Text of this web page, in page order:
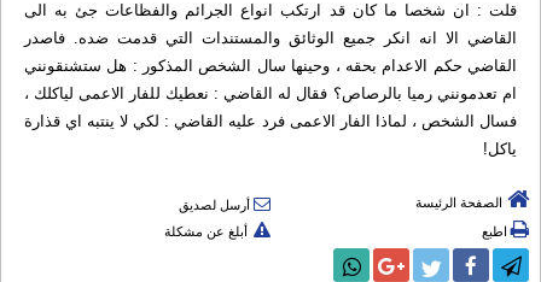
قلت : ان شخصا ما كان قد ارتكب انواع الجرائم والفظاعات جئ به الى
القاضي الا انه انكر جميع الوثائق والمستندات التي قدمت ضده. فاصدر
القاضي حكم الاعدام بحقه ، وحينها سال الشخص المذكور : هل ستشنقونني
ام تعدمونني رميا بالرصاص؟ فقال له القاضي : نعطيك للفار الاعمى لياكلك ،
فسال الشخص ، لماذا الفار الاعمى فرد عليه القاضي : لكي لا ينتبه اي قذارة
ياكل!
الصفحة الرئيسة
أرسل لصديق
اطبع
أبلغ عن مشكلة